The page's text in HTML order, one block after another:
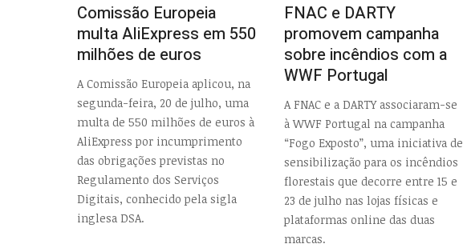
Comissão Europeia
multa AliExpress em 550
milhões de euros
A Comissão Europeia aplicou, na
segunda-feira, 20 de julho, uma
multa de 550 milhões de euros à
AliExpress por incumprimento
das obrigações previstas no
Regulamento dos Serviços
Digitais, conhecido pela sigla
inglesa DSA.
FNAC e DARTY
promovem campanha
sobre incêndios com a
WWF Portugal
A FNAC e a DARTY associaram-se
à WWF Portugal na campanha
“Fogo Exposto”, uma iniciativa de
sensibilização para os incêndios
florestais que decorre entre 15 e
23 de julho nas lojas físicas e
plataformas online das duas
marcas.